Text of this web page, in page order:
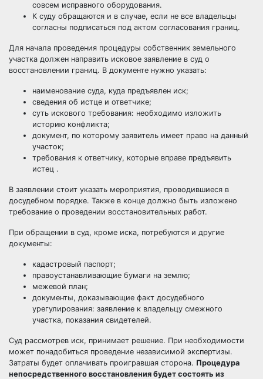
совсем исправного оборудования.
К суду обращаются и в случае, если не все владельцы
согласны подписаться под актом согласования границ.
Для начала проведения процедуры собственник земельного
участка должен направить исковое заявление в суд о
восстановлении границ. В документе нужно указать:
наименование суда, куда предъявлен иск;
сведения об истце и ответчике;
суть искового требования: необходимо изложить
историю конфликта;
документ, по которому заявитель имеет право на данный
участок;
требования к ответчику, которые вправе предъявить
истец .
В заявлении стоит указать мероприятия, проводившиеся в
досудебном порядке. Также в конце должно быть изложено
требование о проведении восстановительных работ.
При обращении в суд, кроме иска, потребуются и другие
документы:
кадастровый паспорт;
правоустанавливающие бумаги на землю;
межевой план;
документы, доказывающие факт досудебного
урегулирования: заявление к владельцу смежного
участка, показания свидетелей.
Суд рассмотрев иск, принимает решение. При необходимости
может понадобиться проведение независимой экспертизы.
Затраты будет оплачивать проигравшая сторона. Процедура
непосредственного восстановления будет состоять из